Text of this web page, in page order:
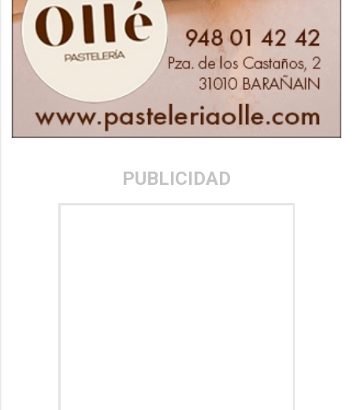
PUBLICIDAD